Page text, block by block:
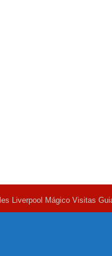
Liverpool Mágico Visitas